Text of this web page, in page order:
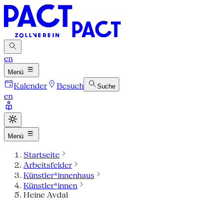
en
Menü
Kalender Besuch Suche
en
Menü
Startseite
Arbeitsfelder
Künstler*innenhaus
Künstler*innen
Heine Avdal